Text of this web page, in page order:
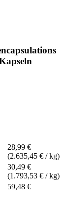
28,99 €
(2.635,45 € / kg)
30,49 €
(1.793,53 € / kg)
59,48 €